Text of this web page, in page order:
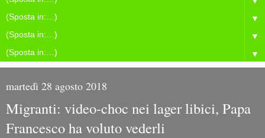
▼
▼
▼
martedì 28 agosto 2018
Migranti: video-choc nei lager libici, Papa
Francesco ha voluto vederli